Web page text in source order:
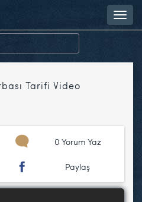
Tarifi Video
0 Yorum Yaz
Paylaş